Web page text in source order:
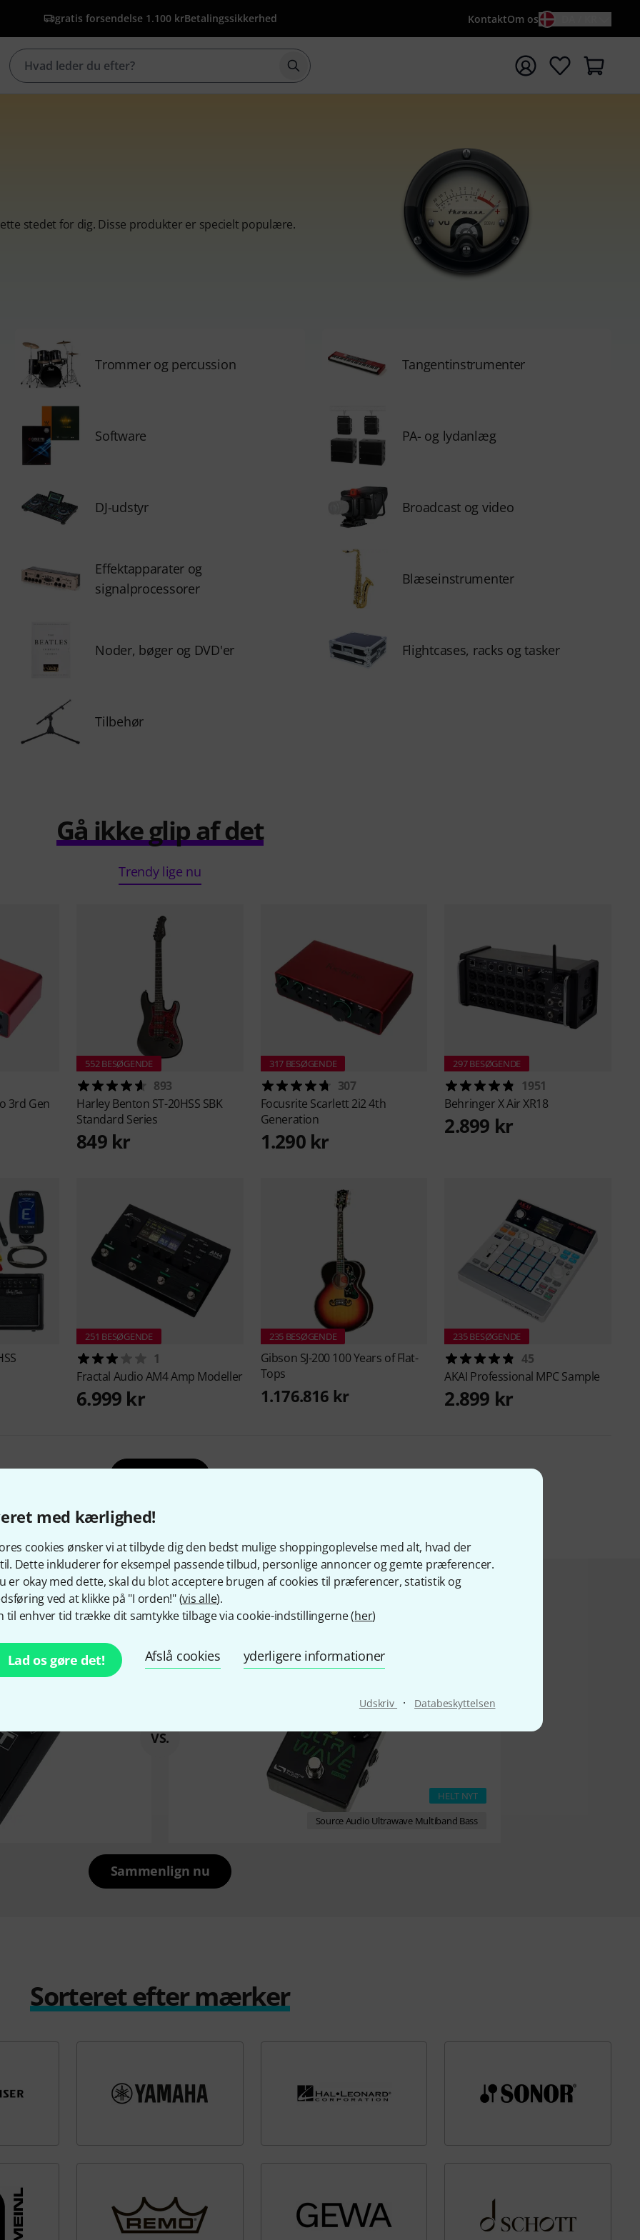
med kærlighed!
cookies ønsker vi at tilbyde dig den bedst mulige shoppingoplevelse med alt, hvad der
Dette inkluderer for eksempel passende tilbud, personlige annoncer og gemte præferencer.
er okay med dette, skal du blot acceptere brugen af cookies til præferencer, statistik og
ved at klikke på "I orden!" (vis alle).
til enhver tid trække dit samtykke tilbage via cookie-indstillingerne (her)
Lad os gøre det! Afslå cookies yderligere informationer
Udskriv · Databeskyttelsen
gratis forsendelse 1.100 krBetalingssikkerhed KontaktOm os
Start søgning med søgeord {searchTerm}
stedet for dig. Disse produkter er specielt populære.
Trommer og percussion Tangentinstrumenter
Software PA- og lydanlæg
DJ-udstyr Broadcast og video
Effektapparater og
signalprocessorer
Blæseinstrumenter
Noder, bøger og DVD'er Flightcases, racks og tasker
Tilbehør
Gå ikke glip af det
Trendy lige nu
3rd Gen
552 BESØGENDE
893
Harley Benton ST-20HSS SBK
Standard Series
849 kr
317 BESØGENDE
307
Focusrite Scarlett 2i2 4th
Generation
1.290 kr
297 BESØGENDE
1951
BehringerX Air XR18
2.899 kr
251 BESØGENDE
1
Fractal AudioAM4 Amp Modeller
6.999 kr
235 BESØGENDE
Gibson SJ-200 100 Years of Flat-
Tops
1.176.816 kr
235 BESØGENDE
45
AKAI Professional MPC Sample
2.899 kr
Top-seller vs. nyhed
HELT NYT
Source Audio Ultrawave Multiband Bass
VS.
Sammenlign nu
Sorteret efter mærker